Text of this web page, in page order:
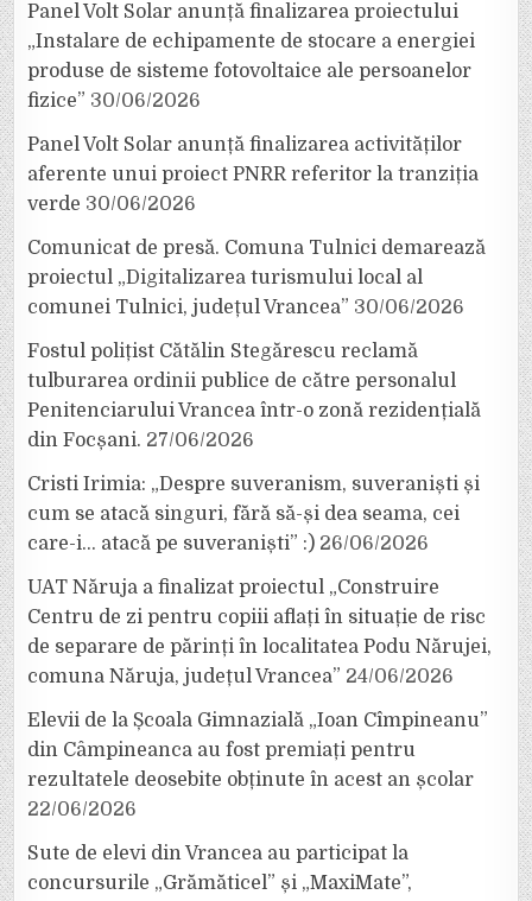
Panel Volt Solar anunță finalizarea proiectului
„Instalare de echipamente de stocare a energiei
produse de sisteme fotovoltaice ale persoanelor
fizice” 30/06/2026
Panel Volt Solar anunță finalizarea activităților
aferente unui proiect PNRR referitor la tranziția
verde 30/06/2026
Comunicat de presă. Comuna Tulnici demarează
proiectul „Digitalizarea turismului local al
comunei Tulnici, județul Vrancea” 30/06/2026
Fostul polițist Cătălin Stegărescu reclamă
tulburarea ordinii publice de către personalul
Penitenciarului Vrancea într-o zonă rezidențială
din Focșani. 27/06/2026
Cristi Irimia: „Despre suveranism, suveraniști și
cum se atacă singuri, fără să-și dea seama, cei
care-i… atacă pe suveraniști” :) 26/06/2026
UAT Năruja a finalizat proiectul „Construire
Centru de zi pentru copiii aflați în situație de risc
de separare de părinți în localitatea Podu Nărujei,
comuna Năruja, județul Vrancea” 24/06/2026
Elevii de la Școala Gimnazială „Ioan Cîmpineanu”
din Câmpineanca au fost premiați pentru
rezultatele deosebite obținute în acest an școlar
22/06/2026
Sute de elevi din Vrancea au participat la
concursurile „Grămăticel” și „MaxiMate”,